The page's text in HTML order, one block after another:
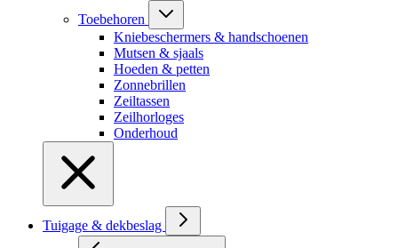
Toebehoren
Kniebeschermers & handschoenen
Mutsen & sjaals
Hoeden & petten
Zonnebrillen
Zeiltassen
Zeilhorloges
Onderhoud
Tuigage & dekbeslag